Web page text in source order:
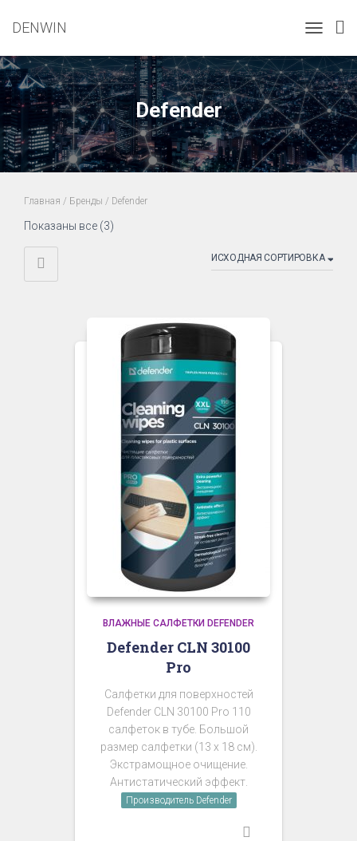
DENWIN
Defender
Главная / Бренды / Defender
Показаны все (3)
ВЛАЖНЫЕ САЛФЕТКИ DEFENDER
Defender CLN 30100
Pro
Салфетки для поверхностей
Defender CLN 30100 Pro 110
салфеток в тубе. Большой
размер салфетки (13 х 18 см).
Экстрамощное очищение.
Антистатический эффект.
Производитель Defender